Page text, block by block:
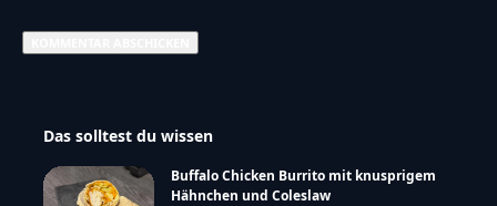
Das solltest du wissen
Buffalo Chicken Burrito mit knusprigem
Hähnchen und Coleslaw